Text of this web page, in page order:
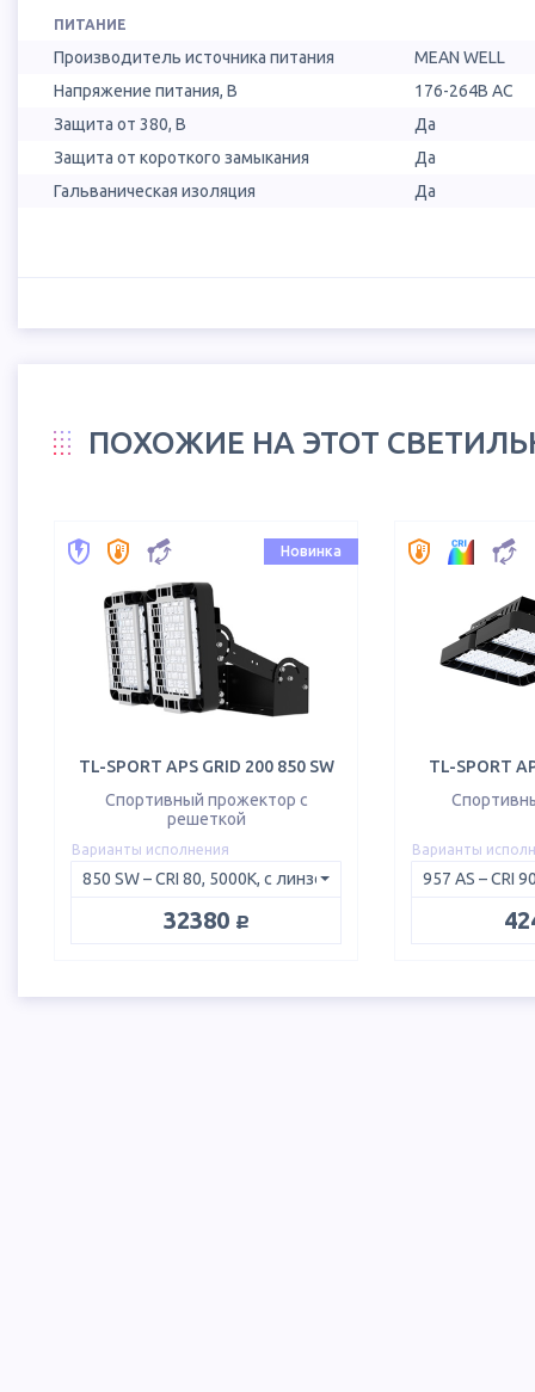
ПИТАНИЕ
Производитель источника питания
MEAN WELL
Напряжение питания, В
176-264В AC
Защита от 380, В
Да
Защита от короткого замыкания
Да
Гальваническая изоляция
Да
ПОХОЖИЕ НА ЭТОТ
Новинка
TL-SPORT APS GRID 200 850 SW
Спортивный прожектор с
решеткой
Варианты исполнения
32380 руб.
TL-SPORT
Варианты